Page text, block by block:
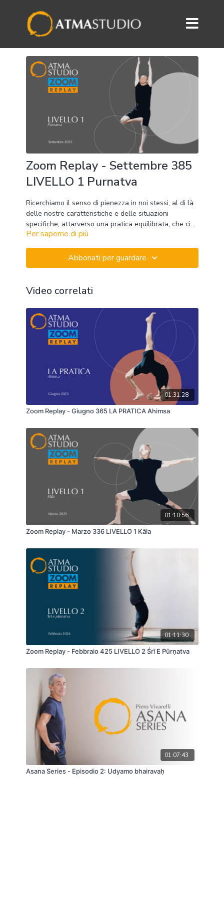
Zoom Replay - Settembre 385
LIVELLO 1 Purnatva
Ricerchiamo il senso di pienezza in noi stessi, al di là
delle nostre caratteristiche e delle situazioni
specifiche, attarverso una pratica equilibrata, che ci
aiuta a percepire al meglio ogni parte di noi.
Per saperne di più
Abbonati per guardare
Video correlati
01:31:28
Zoom Replay - Giugno 365 LA PRATICA Ahimsa
01:10:56
Zoom Replay - Marzo 336 LIVELLO 1 Kāla
01:11:30
Zoom Replay - Febbraio 425 LIVELLO 2 Śrī E Pūrṇatva
01:07:43
Asana Series - Episodio 2: Udyamo bhairavaḥ